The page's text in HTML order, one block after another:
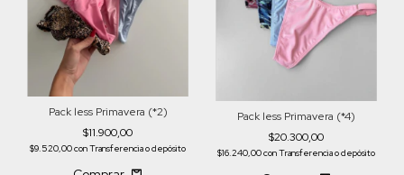
Pack less Primavera (*2)
$11.900,00
$9.520,00conTransferencia o depósito
Pack less Primavera (*4)
$20.300,00
$16.240,00conTransferencia o depósito